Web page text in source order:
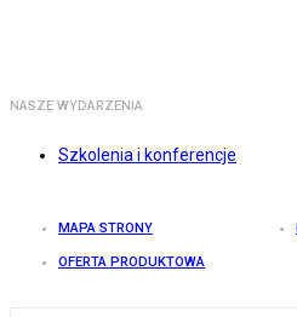
NASZE WYDARZENIA
Szkolenia i konferencje
MAPA STRONY
OFERTA PRODUKTOWA